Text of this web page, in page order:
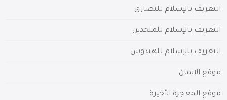
التعريف بالإسلام للنصارى
التعريف بالإسلام للملحدين
التعريف بالإسلام للهندوس
موقع الإيمان
موقع المعجزة الأخيرة